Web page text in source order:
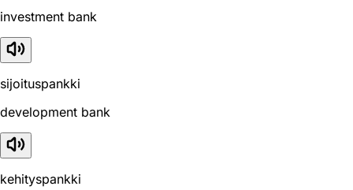
investment bank
sijoituspankki
development bank
kehityspankki